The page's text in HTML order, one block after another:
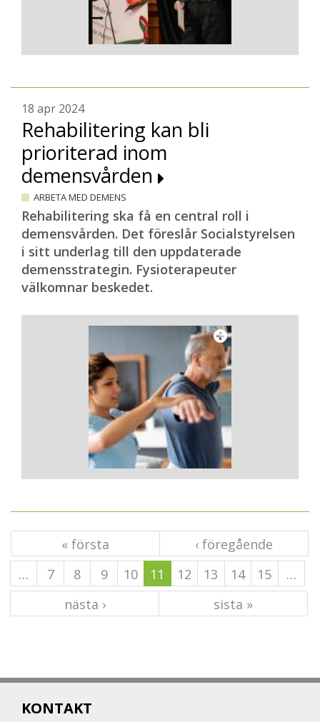
18 apr 2024
Rehabilitering kan bli
prioriterad inom
demensvården
ARBETA MED DEMENS
Rehabilitering ska få en central roll i
demensvården. Det föreslår Socialstyrelsen
i sitt underlag till den uppdaterade
demensstrategin. Fysioterapeuter
välkomnar beskedet.
« första
‹ föregående
…
7 8 9 10 11 12 13 14 15
…
nästa ›
sista »
KONTAKT